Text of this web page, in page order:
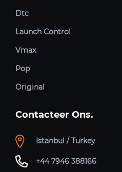
Dtc
Launch Control
Vmax
Pop
Original
Contacteer Ons.
Istanbul / Turkey
+44 7946 388166